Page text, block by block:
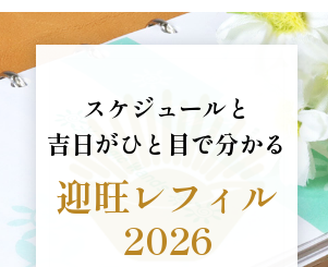
スケジュールと
吉日がひと目で分かる
迎旺レフィル
2026